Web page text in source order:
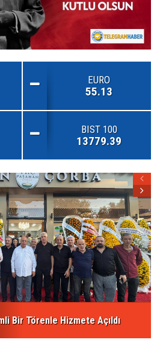
EURO
55.13
BIST 100
13779.39
Bir Törenle Hizmete Açıldı